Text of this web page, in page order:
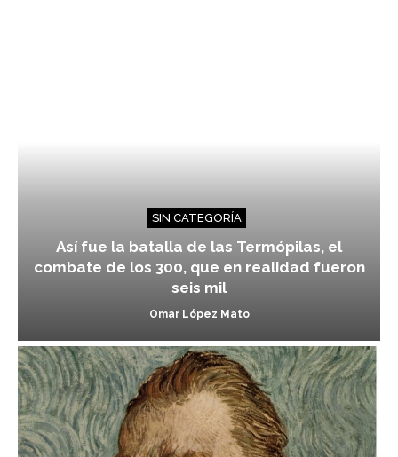
SIN CATEGORÍA
Así fue la batalla de las Termópilas, el
combate de los 300, que en realidad fueron
seis mil
Omar López Mato